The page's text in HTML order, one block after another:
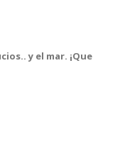
y el mar. ¡Que